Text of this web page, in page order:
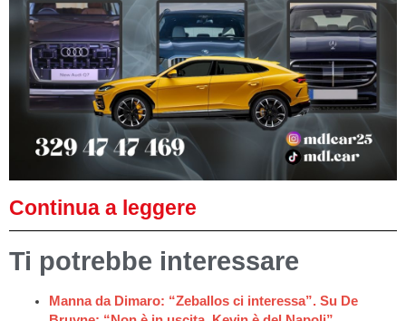
Continua a leggere
Ti potrebbe interessare
Manna da Dimaro: “Zeballos ci interessa”. Su De